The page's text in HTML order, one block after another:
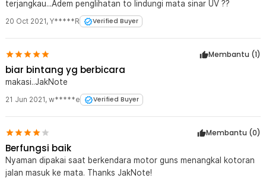
Kelengkapan Produk
Rincian yang Anda dapatkan untuk pembelian produk ini:
1 x FORAUTO Kacamata Sepeda UV Protection Outdoor Cycling
Sunglasses - NJ747
terjangkau...Adem penglihatan to lindungi mata sinar UV ??
20 Oct 2021, Y*****R Verified Buyer
Membantu (1)
biar bintang yg berbicara
makasi..JakNote
21 Jun 2021, w*****e Verified Buyer
Membantu (0)
Berfungsi baik
Nyaman dipakai saat berkendara motor guns menangkal kotoran
jalan masuk ke mata. Thanks JakNote!